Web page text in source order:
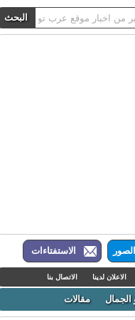
الاستفتاءات
الاعلان لدينا الاتصال بنا
مقالات